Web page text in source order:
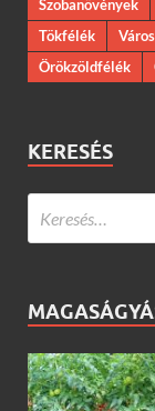
Szobanövények
Tökfélék
Örökzöldfélék
KERESÉS